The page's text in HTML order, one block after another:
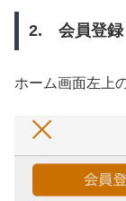
2. 会員登録
ホーム画面左上